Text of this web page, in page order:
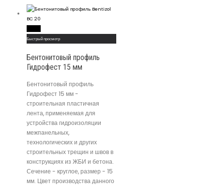
Быстрый просмотр
Бентонитовый профиль
Гидрофест 15 мм
Бентонитовый профиль
Гидрофест 15 мм -
строительная пластичная
лента, применяемая для
устройства гидроизоляции
межпанельных,
технологических и других
строительных трещин и швов в
конструкциях из ЖБИ и бетона.
Сечение - круглое, размер - 15
мм. Цвет производства данного